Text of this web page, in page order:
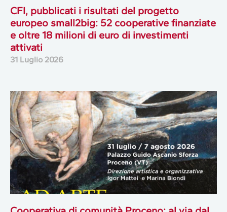
CFI, pubblicati i risultati del progetto
europeo small2big: 52 cooperative finanziate
e oltre 18 milioni di euro di investimenti
attivati
31 Luglio 2026